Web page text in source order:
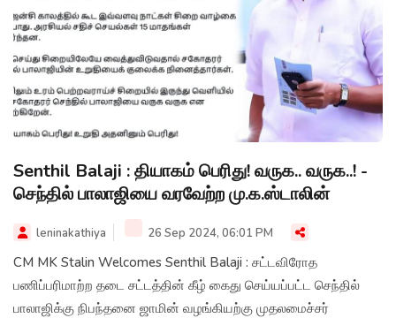
Senthil Balaji : தியாகம் பெரிது! வருக.. வருக..! -
செந்தில் பாலாஜியை வரவேற்ற மு.க.ஸ்டாலின்
leninakathiya 26 Sep 2024, 06:01 PM
CM MK Stalin Welcomes Senthil Balaji : சட்டவிரோத
பணிப்பரிமாற்ற தடை சட்டத்தின் கீழ் கைது செய்யப்பட்ட செந்தில்
பாலாஜிக்கு நிபந்தனை ஜாமின் வழங்கியற்கு முதலமைச்சர்